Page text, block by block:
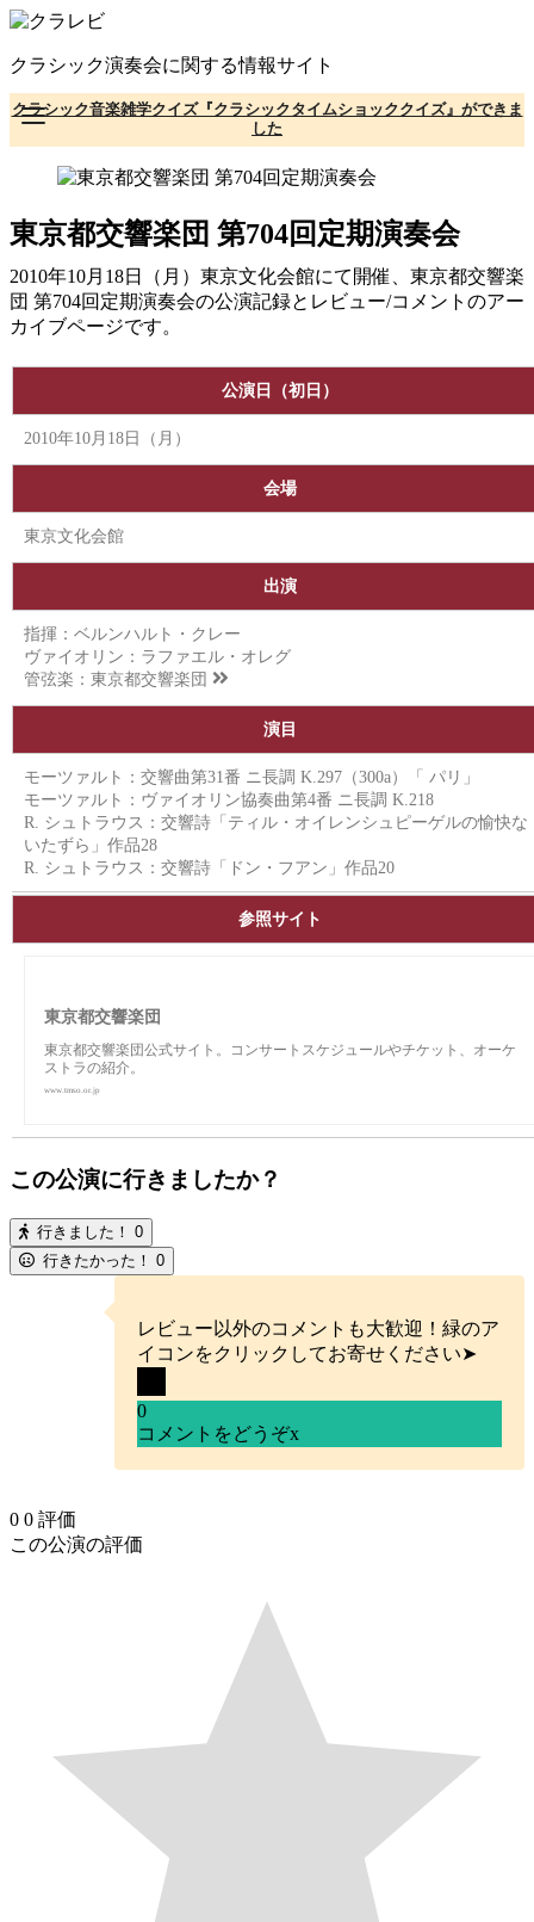
コ
テ
ン
ツ
へ
クラシック演奏会に関する情報サイト
クラシック音楽雑学クイズ『クラシックタイムショッククイズ』ができま
した
東京都交響楽団 第704回定期演奏会
2010年10月18日（月）東京文化会館にて開催、東京都交響楽
団 第704回定期演奏会の公演記録とレビュー/コメントのアー
カイブページです。
公演日（初日）
2010年10月18日（月）
会場
東京文化会館
出演
指揮：ベルンハルト・クレー
ヴァイオリン：ラファエル・オレグ
管弦楽： 東京都交響楽団
演目
モーツァルト：交響曲第31番 ニ長調 K.297（300a）「 パリ」
モーツァルト：ヴァイオリン協奏曲第4番 ニ長調 K.218
R. シュトラウス：交響詩「ティル・オイレンシュピーゲルの愉快な
いたずら」作品28
R. シュトラウス：交響詩「ドン・フアン」作品20
参照サイト
東京都交響楽団
東京都交響楽団公式サイト。コンサートスケジュールやチケット、オーケ
ストラの紹介。
www.tmso.or.jp
この公演に行きましたか？
行きました！ 0
行きたかった！ 0
レビュー以外のコメントも大歓迎！緑のア
イコンをクリックしてお寄せください➤
0
コメントをどうぞx
0 0 評価
この公演の評価